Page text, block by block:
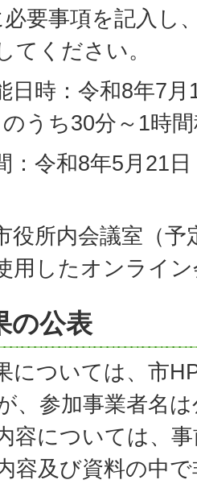
必要事項を記入し
てください。
日時：令和8年7
うち30分～1時
：令和8年5月21
役所内会議室（
用したオンライ
の公表
については、市
、参加事業者名
容については、
容及び資料の中